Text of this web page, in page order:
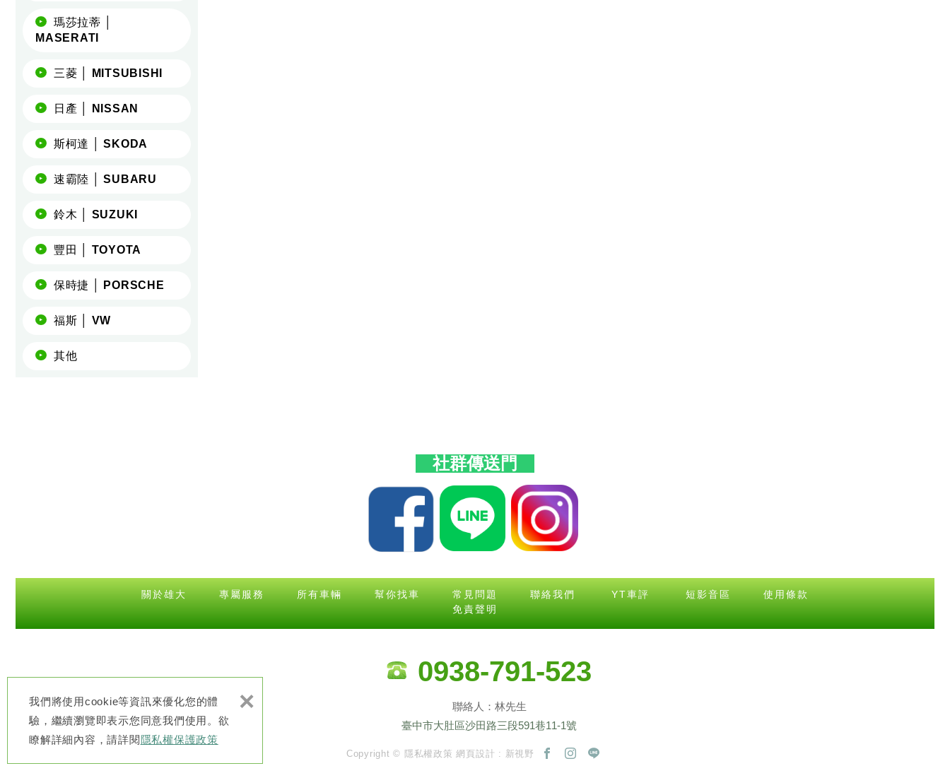
我們將使用cookie等資訊來優化您的體
驗，繼續瀏覽即表示您同意我們使用。欲
瞭解詳細內容，請詳閱隱私權保護政策
×
瑪莎拉蒂 │
MASERATI
三菱 │ MITSUBISHI
日產 │ NISSAN
斯柯達 │ SKODA
速霸陸 │ SUBARU
鈴木 │ SUZUKI
豐田 │ TOYOTA
保時捷 │ PORSCHE
福斯 │ VW
其他
社群傳送門
關於雄大 專屬服務 所有車輛 幫你找車 常見問題 聯絡我們 YT車評 短影音區
使用條款
免責聲明
0938-791-523
聯絡人：林先生
臺中市大肚區沙田路三段591巷11-1號
Copyright © 隱私權政策 網頁設計 : 新視野